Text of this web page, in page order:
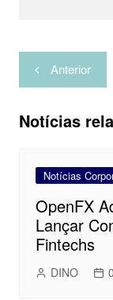
Navegação
de
Post
Anterior
Notícias
Notícias
OpenFX
Lançar
Fintechs
DINO